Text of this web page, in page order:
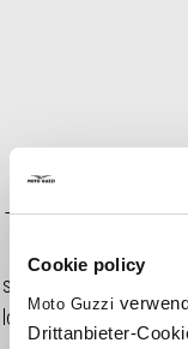
Cookie policy
Moto Guzzi
Drittanbieter-
These sidebag
vehicle and are
streamlined and
looks and allow the